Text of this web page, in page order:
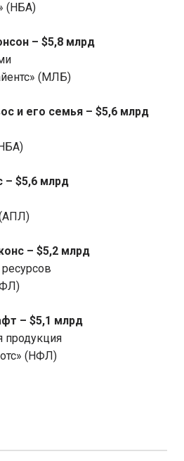
(НБА)
– $5,8 млрд
(МЛБ)
и его семья – $5,6 млрд
– $5,6 млрд
(АПЛ)
– $5,2 млрд
– $5,1 млрд
продукция
(НФЛ)